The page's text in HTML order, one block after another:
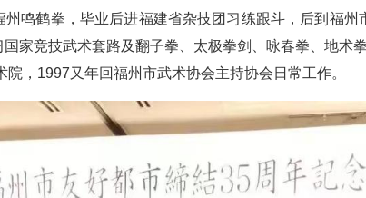
鸣鹤拳，毕业后进福建省杂技团习练跟斗，后到福
家竞技武术套路及翻子拳、太极拳剑、咏春拳、地术
，1997又年回福州市武术协会主持协会日常工作。